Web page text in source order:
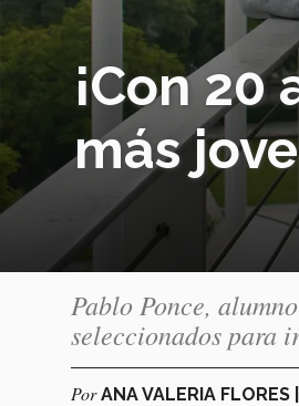
¡Con 20
más
Pablo Ponce,
seleccionados para
PorANA VALERIA FLORES